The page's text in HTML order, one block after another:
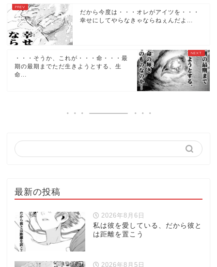
だから今度は・・・オレがアイツを・・・
幸せにしてやらなきゃならねぇんだよ...
・・・そうか、これが・・・命・・・最
期の最期までただ生きようとする、生
命...
最新の投稿
2026年8月6日
私は彼を愛している、だから彼と
は距離を置こう
2026年8月5日